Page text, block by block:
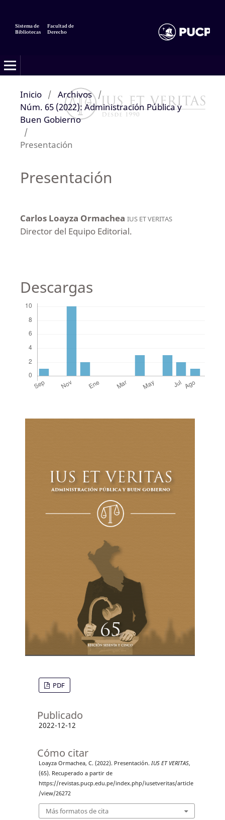
Sistema de
Bibliotecas
Facultad de
Derecho
Inicio / Archivos /
Núm. 65 (2022): Administración Pública y
Buen Gobierno
/
Presentación
Presentación
Carlos Loayza Ormachea IUS ET VERITAS
Director del Equipo Editorial.
Descargas
PDF
Publicado
2022-12-12
Cómo citar
Loayza Ormachea, C. (2022). Presentación. IUS ET VERITAS,
(65). Recuperado a partir de
https://revistas.pucp.edu.pe/index.php/iusetveritas/article
/view/26272
Más formatos de cita